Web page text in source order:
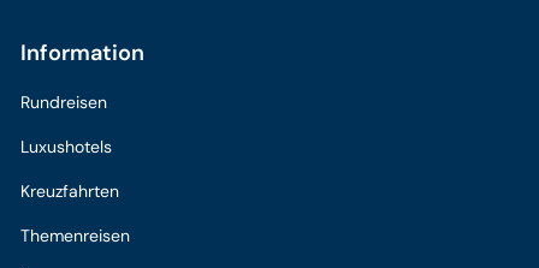
Information
Rundreisen
Luxushotels
Kreuzfahrten
Themenreisen